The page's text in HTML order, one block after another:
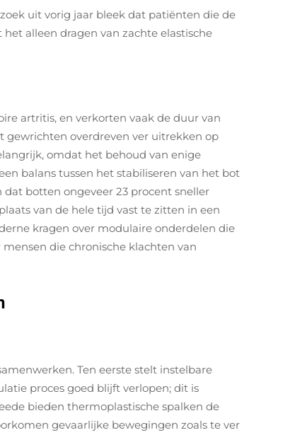
uit vorig jaar bleek dat patiënten die de
alleen dragen van zachte elastische
artritis, en verkorten vaak de duur van
overdreven ver uitrekken op
omdat het behoud van enige
balans tussen het stabiliseren van het bot
botten ongeveer 23 procent sneller
van de hele tijd vast te zitten in een
kragen over modulaire onderdelen die
die chronische klachten van
Ten eerste stelt instelbare
proces goed blijft verlopen; dit is
bieden thermoplastische spalken de
gevaarlijke bewegingen zoals te ver